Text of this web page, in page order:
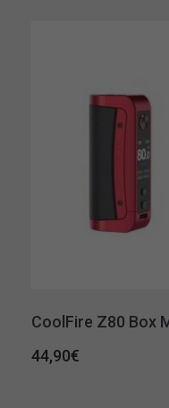
CoolFire Z80 Box
44,90€